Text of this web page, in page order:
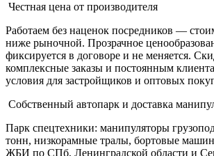
Честная цена от производителя
Работаем без наценок посредников —
ниже рыночной. Прозрачное
фиксируется в договоре и не меняется.
комплексные заказы и постоянным
условия для застройщиков и оптовых
Собственный автопарк и доставка
Парк спецтехники: манипуляторы
тонн, низкорамные тралы, бортовые
ЖБИ по СПб, Ленинградской области и